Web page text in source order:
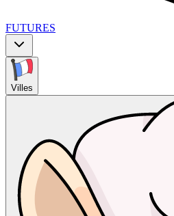
FUTURES
Villes